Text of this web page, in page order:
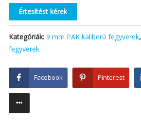
Értesítést kérek
Kategóriák: 9 mm PAK kaliberű fegyverek,
fegyverek
Facebook Pinterest